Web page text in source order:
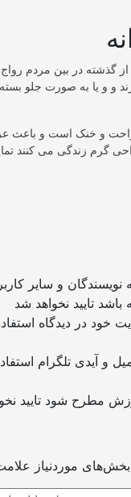
از گذشته در بین مردم
و و یا به صورت جلو
و خنک است و باعث